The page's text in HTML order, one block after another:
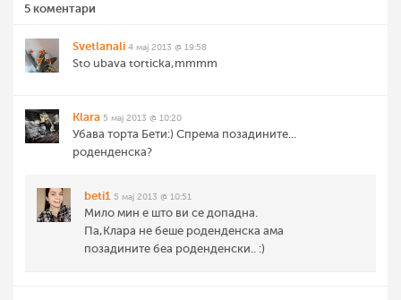
5 коментари
Svetlanali 4 мај 2013 @ 19:58
Sto ubava torticka,mmmm
Klara 5 мај 2013 @ 10:20
Убава торта Бети:) Спрема позадините...
роденденска?
beti1 5 мај 2013 @ 10:51
Мило мин е што ви се допадна.
Па,Клара не беше роденденска ама
позадините беа роденденски.. :)